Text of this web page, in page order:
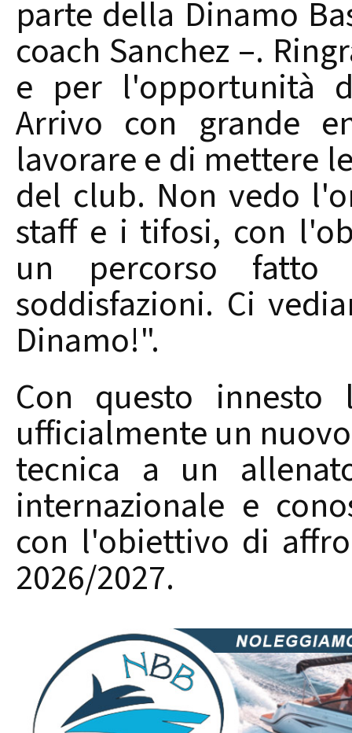
parte della Dinamo
coach Sanchez –.
e per l'opportunità
Arrivo con grande
lavorare e di mettere
del club. Non vedo
staff e i tifosi, con
un percorso fatto
soddisfazioni. Ci
Dinamo!".
Con questo
ufficialmente un
tecnica a un
internazionale e
con l'obiettivo di
2026/2027.